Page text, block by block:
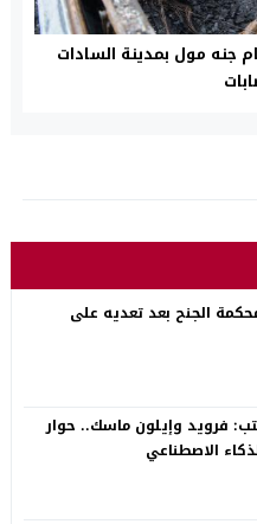
جنه مول بمدينة السادات
الجنح بعد تعديه على
فرويد وإيلون ماسك.. حوار
الاصطناعي